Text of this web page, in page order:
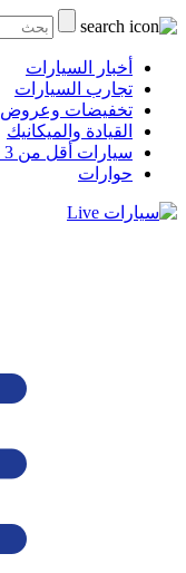
أخبار السيارات
تجارب السيارات
تخفيضات وعروض
القيادة والميكانيك
سيارات أقل من 3 سنوات
حوارات